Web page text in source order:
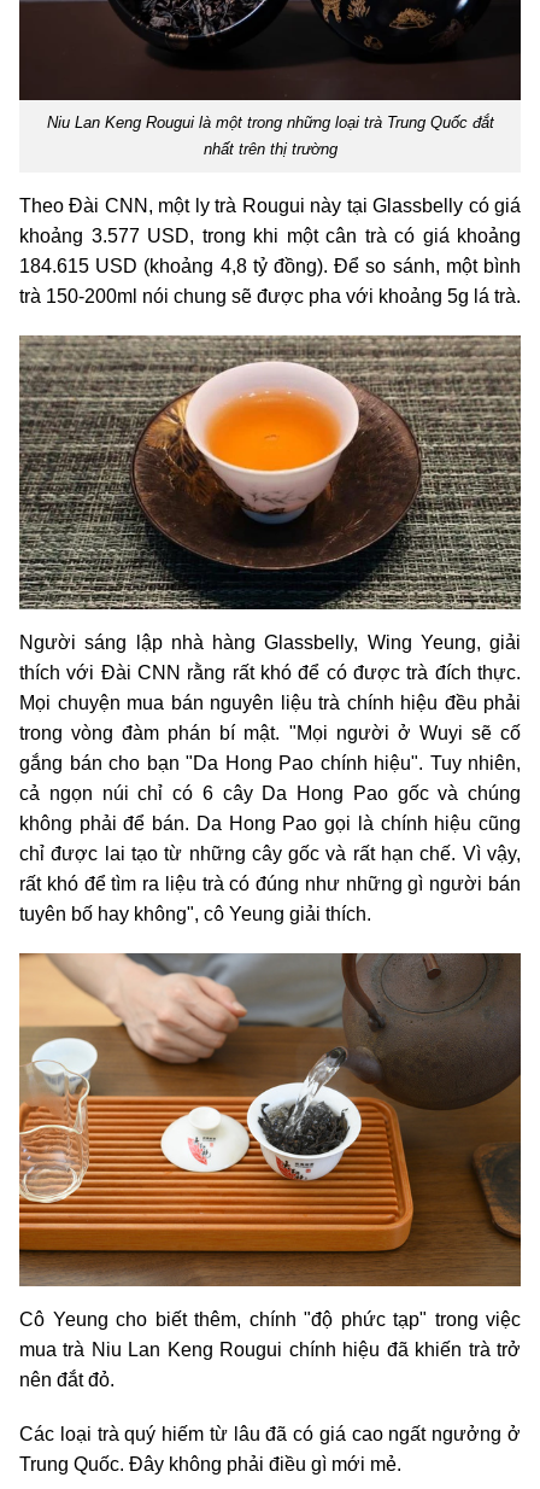
Niu Lan Keng Rougui là một trong những loại trà Trung Quốc đắt
nhất trên thị trường
Theo Đài CNN, một ly trà Rougui này tại Glassbelly có giá
khoảng 3.577 USD, trong khi một cân trà có giá khoảng
184.615 USD (khoảng 4,8 tỷ đồng). Để so sánh, một bình
trà 150-200ml nói chung sẽ được pha với khoảng 5g lá trà.
Người sáng lập nhà hàng Glassbelly, Wing Yeung, giải
thích với Đài CNN rằng rất khó để có được trà đích thực.
Mọi chuyện mua bán nguyên liệu trà chính hiệu đều phải
trong vòng đàm phán bí mật. "Mọi người ở Wuyi sẽ cố
gắng bán cho bạn "Da Hong Pao chính hiệu". Tuy nhiên,
cả ngọn núi chỉ có 6 cây Da Hong Pao gốc và chúng
không phải để bán. Da Hong Pao gọi là chính hiệu cũng
chỉ được lai tạo từ những cây gốc và rất hạn chế. Vì vậy,
rất khó để tìm ra liệu trà có đúng như những gì người bán
tuyên bố hay không", cô Yeung giải thích.
Cô Yeung cho biết thêm, chính "độ phức tạp" trong việc
mua trà Niu Lan Keng Rougui chính hiệu đã khiến trà trở
nên đắt đỏ.
Các loại trà quý hiếm từ lâu đã có giá cao ngất ngưởng ở
Trung Quốc. Đây không phải điều gì mới mẻ.